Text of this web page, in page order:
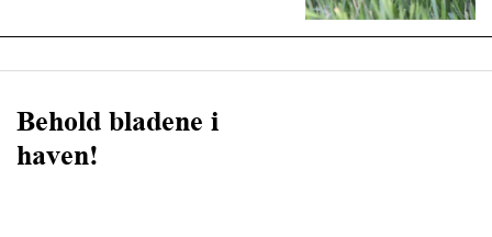
Behold bladene i
haven!